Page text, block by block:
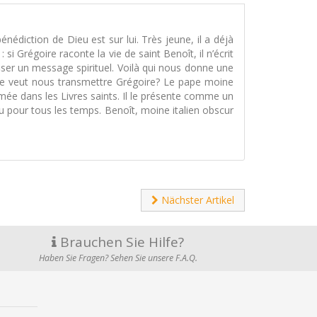
de Dieu est sur lui. Très jeune, il a déjà
Grégoire raconte la vie de saint Benoît, il n’écrit
un message spirituel. Voilà qui nous donne une
nous transmettre Grégoire? Le pape moine
dans les Livres saints. Il le présente comme un
pour tous les temps. Benoît, moine italien obscur
Nächster Artikel
Brauchen Sie Hilfe?
Haben Sie Fragen? Sehen Sie unsere F.A.Q.